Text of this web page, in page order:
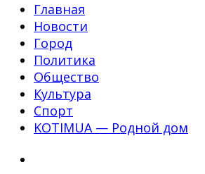
Главная
Новости
Город
Политика
Общество
Культура
Спорт
KOTIMUA — Родной дом